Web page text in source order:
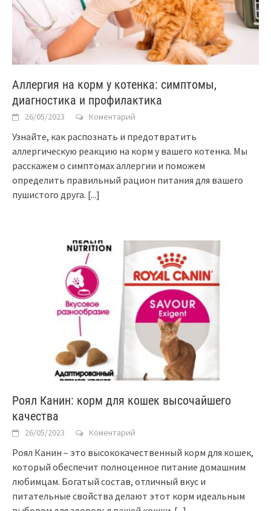
Аллергия на корм у котенка: симптомы,
диагностика и профилактика
26/05/2023 Коментарий
Узнайте, как распознать и предотвратить
аллергическую реакцию на корм у вашего котенка. Мы
расскажем о симптомах аллергии и поможем
определить правильный рацион питания для вашего
пушистого друга. [...]
Роял Канин: корм для кошек высочайшего
качества
26/05/2023 Коментарий
Роял Канин – это высококачественный корм для кошек,
который обеспечит полноценное питание домашним
любимцам. Богатый состав, отличный вкус и
питательные свойства делают этот корм идеальным